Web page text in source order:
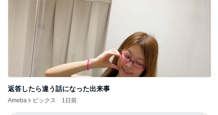
返答したら違う話になった出来事
Amebaトピックス 1日前